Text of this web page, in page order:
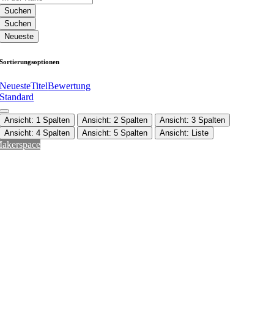
Suchen
Suchen
Neueste
Sortierungsoptionen
NeuesteTitelBewertung
Standard
Ansicht: 1 Spalten Ansicht: 2 Spalten
Ansicht: 3 Spalten
Ansicht: 4 Spalten
Ansicht: 5 Spalten Ansicht: Liste